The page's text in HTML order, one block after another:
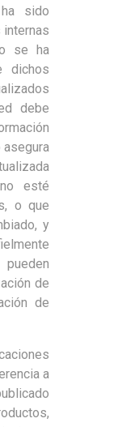
sido
se ha
dichos
debe
asegura
esté
o que
y
pueden
de
de
a